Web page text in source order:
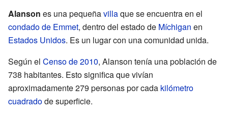
Alanson es una pequeñavillaque se encuentra en el
condado de Emmet, dentro del estado de Míchigan en
Estados Unidos. Es un lugar con una comunidad unida.
Según el Censo de 2010, Alanson tenía una población de
738 habitantes. Esto significa que vivían
aproximadamente 279 personas por cada kilómetro
cuadradode superficie.